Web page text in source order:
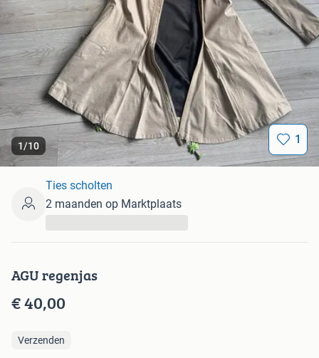
1/10 1
AGU regenjas
€ 40,00
Verzenden
Ties scholten
2 maanden op Marktplaats